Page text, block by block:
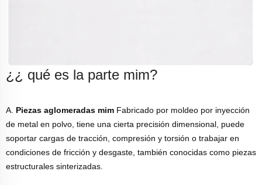
¿¿ qué es la parte mim?
A. Piezas aglomeradas mim Fabricado por moldeo por inyección
de metal en polvo, tiene una cierta precisión dimensional, puede
soportar cargas de tracción, compresión y torsión o trabajar en
condiciones de fricción y desgaste, también conocidas como piezas
estructurales sinterizadas.